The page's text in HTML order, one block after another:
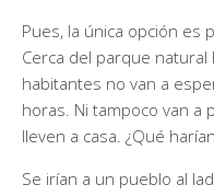
Pues, la única opción es
Cerca del parque
habitantes no van a
horas. Ni tampoco van a
lleven a casa. ¿Qué
Se irían a un pueblo al